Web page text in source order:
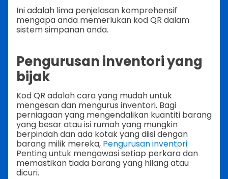
Ini adalah lima penjelasan komprehensif
mengapa anda memerlukan kod QR dalam
sistem simpanan anda.
Pengurusan inventori yang
bijak
Kod QR adalah cara yang mudah untuk
mengesan dan mengurus inventori. Bagi
perniagaan yang mengendalikan kuantiti barang
yang besar atau isi rumah yang mungkin
berpindah dan ada kotak yang diisi dengan
barang milik mereka, Pengurusan inventori
Penting untuk mengawasi setiap perkara dan
memastikan tiada barang yang hilang atau
dicuri.